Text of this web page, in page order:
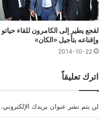
لقجع يطير إلى الكامرون للقاء حياتو
وإقناعه بتأجيل «الكان»
2014-10-22
اترك تعليقاً
لن يتم نشر عنوان بريدك الإلكتروني.